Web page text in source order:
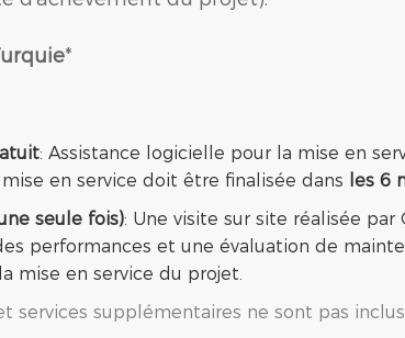
*
: Assistance logicielle pour la mise en
en service doit être finalisée dans les 6
seule fois): Une visite sur site réalisée
performances et une évaluation de
la mise en service du projet.
services supplémentaires ne sont pas inclus.